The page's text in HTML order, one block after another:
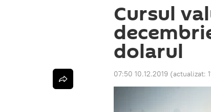
Cursul
dolarul
07:50 10.12.2019 (actualizat: